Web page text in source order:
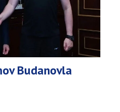
Budanovla